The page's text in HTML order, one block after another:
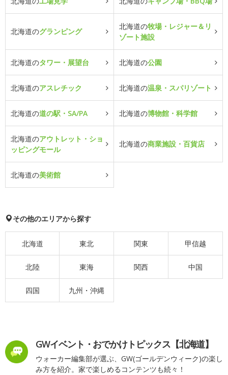
北海道のグランピング
北海道の牧場・レジャー＆リ
ゾート施設
北海道のタワー・展望台 北海道の公園
北海道のアスレチック 北海道の温泉・スパリゾート
北海道の道の駅・SA/PA 北海道の博物館・科学館
北海道のアウトレット・ショ
ッピングモール
北海道の商業施設・百貨店
北海道の美術館
その他のエリアから探す
北海道 東北 関東 甲信越
北陸 東海 関西 中国
四国 九州・沖縄
GWイベント・おでかけトピックス【北海道】
ウォーカー編集部が選ぶ、GW(ゴールデンウィーク)の楽し
み方を紹介。家で楽しめるコンテンツも続々！